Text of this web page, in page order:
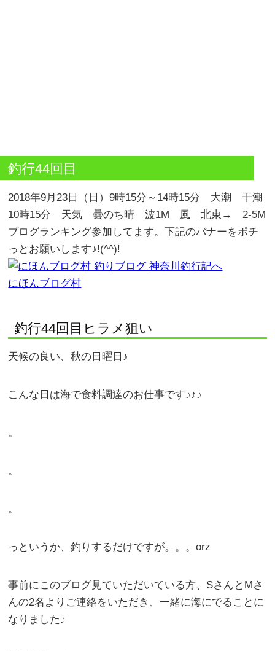
釣行44回目
2018年9月23日（日）9時15分～14時15分 大潮 干潮
10時15分 天気 曇のち晴 波1M 風 北東→ 2-5M
ブログランキング参加してます。下記のバナーをポチ
っとお願いします♪!(^^)!
にほんブログ村
釣行44回目ヒラメ狙い
天候の良い、秋の日曜日♪
こんな日は海で食料調達のお仕事です♪♪♪
。
。
。
っというか、釣りするだけですが。。。orz
事前にこのブログ見ていただいている方、SさんとMさ
んの2名よりご連絡をいただき、一緒に海にでることに
なりました♪